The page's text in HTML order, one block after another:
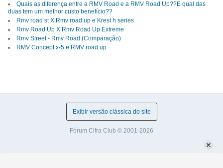
Quais as diferença entre a RMV Road e a RMV Road Up??E qual das
duas tem um melhor custo benefício??
Rmv road st X Rmv road up e Krest h series
Rmv Road Up X Rmv Road Up Extreme
Rmv Street - Rmv Road (Comparação)
RMV Concept x-5 e RMV road up
Exibir versão clássica do site
Fórum Cifra Club © 2001-2026